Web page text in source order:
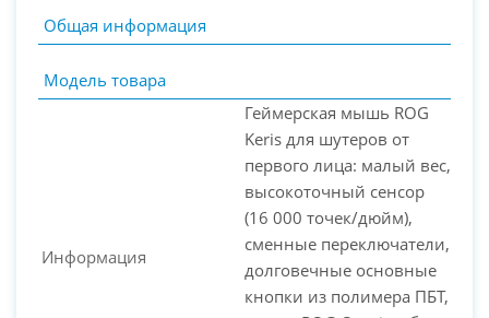
Общая информация
Модель товара
Информация
Геймерская мышь ROG
Keris для шутеров от
первого лица: малый вес,
высокоточный сенсор
(16 000 точек/дюйм),
сменные переключатели,
долговечные основные
кнопки из полимера ПБТ,